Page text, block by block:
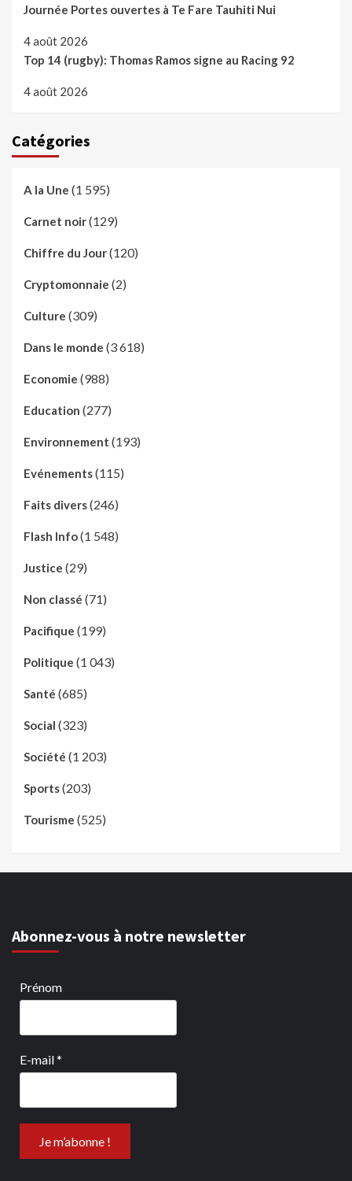
Journée Portes ouvertes à Te Fare Tauhiti Nui
4 août 2026
Top 14 (rugby): Thomas Ramos signe au Racing 92
4 août 2026
Catégories
A la Une (1 595)
Carnet noir(129)
Chiffre du Jour(120)
Cryptomonnaie (2)
Culture (309)
Dans le monde (3 618)
Economie (988)
Education (277)
Environnement (193)
Evénements(115)
Faits divers(246)
Flash Info(1 548)
Justice (29)
Non classé (71)
Pacifique (199)
Politique (1 043)
Santé (685)
Social (323)
Société (1 203)
Sports(203)
Tourisme (525)
Abonnez-vous à notre newsletter
Prénom
E-mail*